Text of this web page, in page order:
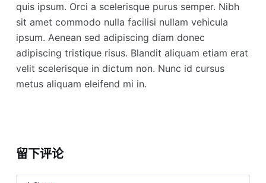
quis ipsum. Orci a scelerisque purus semper. Nibh
sit amet commodo nulla facilisi nullam vehicula
ipsum. Aenean sed adipiscing diam donec
adipiscing tristique risus. Blandit aliquam etiam erat
velit scelerisque in dictum non. Nunc id cursus
metus aliquam eleifend mi in.
留下评论